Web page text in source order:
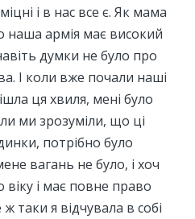
і в нас все є. Як мама
наша армія має високий
думки не було про
І коли вже почали наші
ця хвиля, мені було
ми зрозуміли, що ці
потрібно було
вагань не було, і хоч
віку і має повне право
таки я відчувала в собі